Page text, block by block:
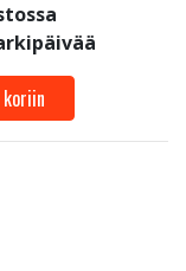
koriin